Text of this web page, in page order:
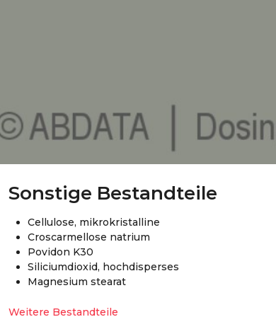
Sonstige Bestandteile
Cellulose, mikrokristalline
Croscarmellose natrium
Povidon K30
Siliciumdioxid, hochdisperses
Magnesium stearat
Weitere Bestandteile